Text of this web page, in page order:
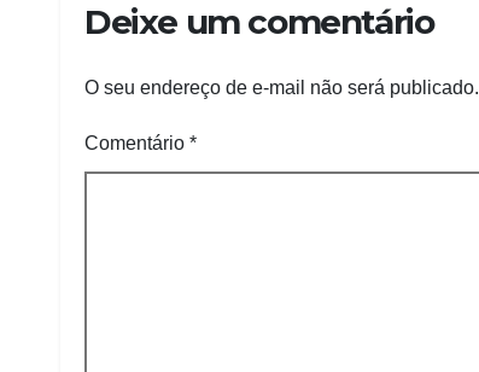
Deixe um comentário
O seu endereço de e-mail não será publicado.
Comentário *